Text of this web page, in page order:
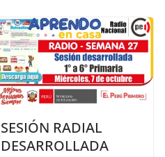
SESIÓN RADIAL
DESARROLLADA